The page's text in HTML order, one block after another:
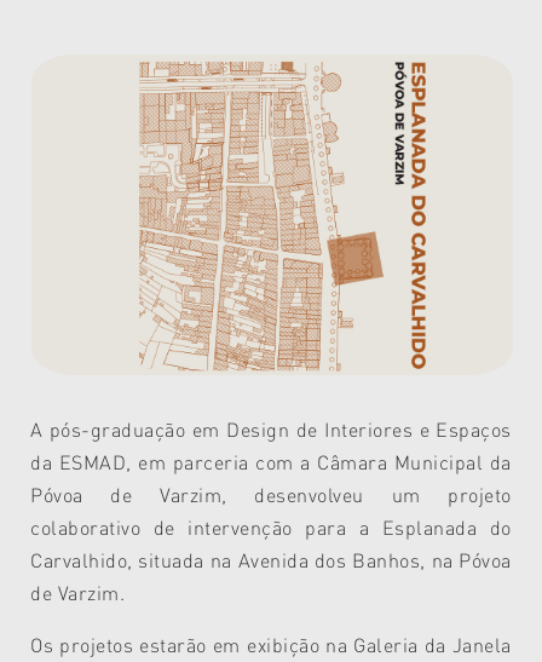
A pós-graduação em Design de Interiores e Espaços
da ESMAD, em parceria com a Câmara Municipal da
Póvoa de Varzim, desenvolveu um projeto
colaborativo de intervenção para a Esplanada do
Carvalhido, situada na Avenida dos Banhos, na Póvoa
de Varzim.
Os projetos estarão em exibição na Galeria da Janela